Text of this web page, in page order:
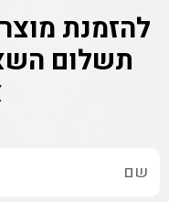
להזמנת
תשלום